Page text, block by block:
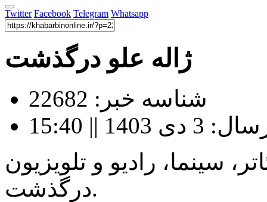
Twitter Facebook Telegram Whatsapp
ژاله علو درگذشت
شناسه خبر: 22682
|| 15:40
سینما، رادیو و تلویزیون
درگذشت.